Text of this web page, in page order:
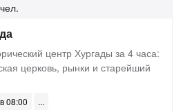
центр Хургады за 4 часа:
церковь, рынки и старейший
08:00